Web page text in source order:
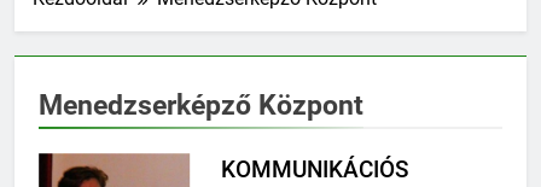
Menedzserképző Központ
KOMMUNIKÁCIÓS